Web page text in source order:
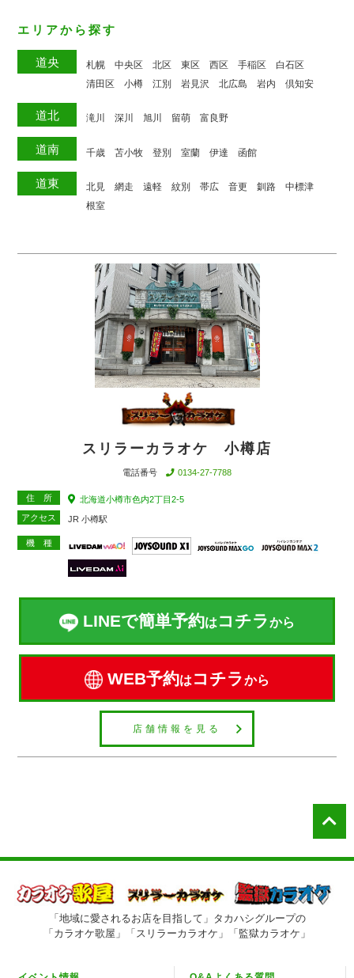
エリアから探す
道央 札幌 中央区 北区 東区 西区 手稲区
白石区
清田区
小樽 江別 岩見沢 北広島 岩内 倶知安
道北 滝川 深川 旭川 留萌 富良野
道南 千歳 苫小牧 登別 室蘭 伊達 函館
道東 北見 網走 遠軽 紋別 帯広 音更 釧路
中標津
根室
スリラーカラオケ 小樽店
電話番号 0134-27-7788
住 所
北海道小樽市色内2丁目2-5
アクセス
JR 小樽駅
機 種
LINEで簡単予約は コチラから
WEB予約は コチラから
店舗情報を見る
「地域に愛されるお店を目指して」タカハシグループの
「カラオケ歌屋」「スリラーカラオケ」「監獄カラオケ」